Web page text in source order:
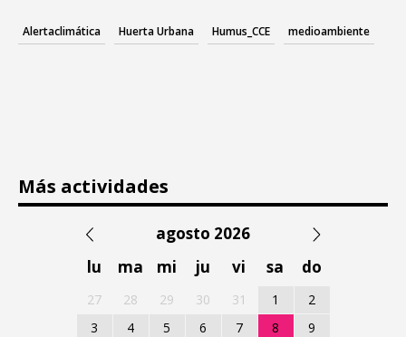
Alertaclimática Huerta Urbana Humus_CCE medioambiente
Más actividades
agosto 2026
lu
ma mi ju vi sa do
27 28 29 30 31 1
2
3
4 5 6 7 8
9